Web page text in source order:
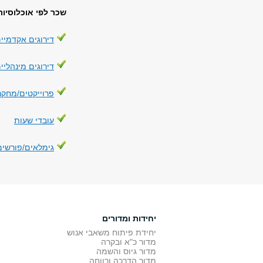
שכר לפי
דירוגים
דירוגים
פרוייקטים/
עובדי שעות
גימלאים/
יחידות ומדורים
יחידת פיתוח משאבי אנוש
מדור כ"א ובקרה
מדור גיוס והשמה
מדור הדרכה ורווחה